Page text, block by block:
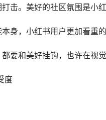
击。美好的社区氛围是小
身，小红书用户更加看重
要和美好挂钩，也许在视
度